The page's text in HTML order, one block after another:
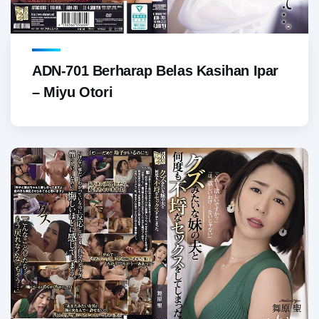
ADN-701 Berharap Belas Kasihan Ipar
– Miyu Otori